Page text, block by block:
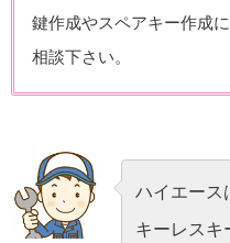
鍵作成やスペアキー作成
相談下さい。
ハイエース
キーレスキ